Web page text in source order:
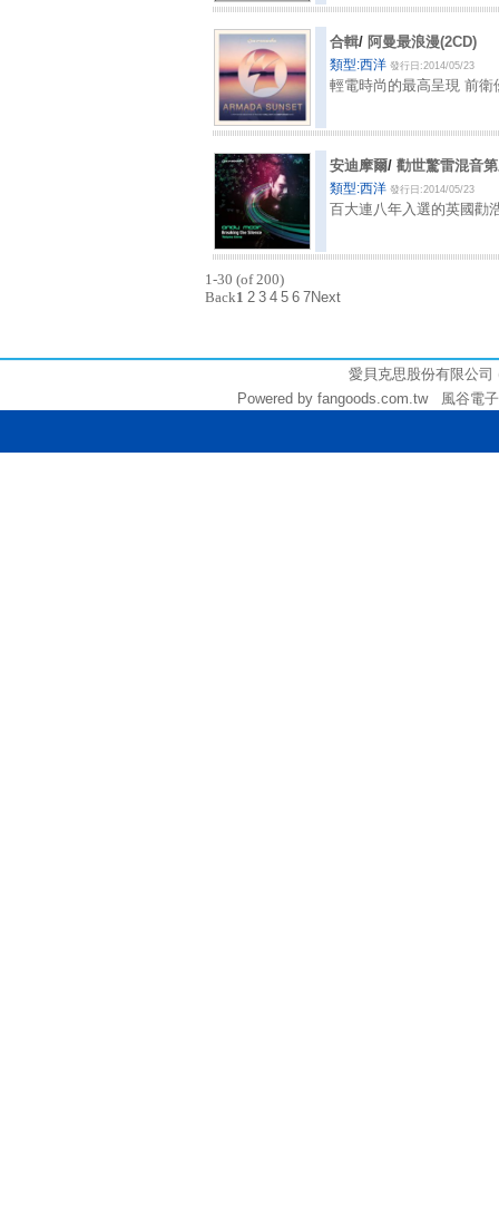
合輯/ 阿曼最浪漫(2CD)
類型:西洋 發行日:2014/05/23
輕電時尚的最高呈現 前
安迪摩爾/勸世驚雷混音
類型:西洋 發行日:2014/05/23
百大連八年入選的英國勸
1-30 (of 200)
Back1 2 3 4 5 6 7Next
愛貝克思股份有限公
Powered by fangoods.com.tw 風谷電子商